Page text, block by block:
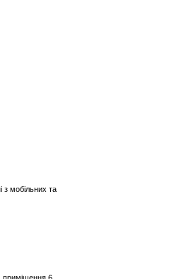
з мобільних та